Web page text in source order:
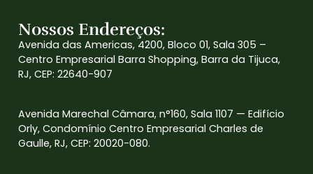
Nossos Endereços:
Avenida das Americas, 4200, Bloco 01, Sala 305 –
Centro Empresarial Barra Shopping, Barra da Tijuca,
RJ, CEP: 22640-907
Avenida Marechal Câmara, n°160, Sala 1107 — Edifício
Orly, Condomínio Centro Empresarial Charles de
Gaulle, RJ, CEP: 20020-080.